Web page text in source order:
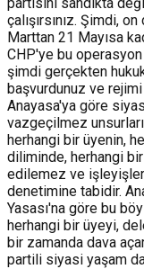
çalışırsınız. Şimdi,
Marttan 21 Mayısa
CHP'ye bu operasyon
şimdi gerçekten
başvurdunuz ve rejimi
Anayasa'ya göre
vazgeçilmez
herhangi bir üyenin,
diliminde, herhangi
edilemez ve
denetimine tabidir.
Yasası'na göre bu
herhangi bir üyeyi,
bir zamanda dava
partili siyasi yaşam